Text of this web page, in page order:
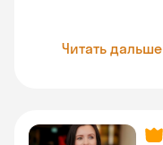
Читать дальше